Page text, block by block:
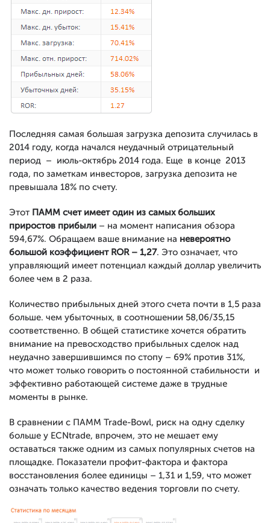
Последняя самая большая загрузка депозита случилась в
2014 году, когда начался неудачный отрицательный
период – июль-октябрь 2014 года. Еще в конце 2013
года, по заметкам инвесторов, загрузка депозита не
превышала 18% по счету.
Этот ПАММ счет имеет один из самых больших
приростов прибыли – на момент написания обзора
594,67%. Обращаем ваше внимание на невероятно
большой коэффициент ROR – 1,27. Это означает, что
управляющий имеет потенциал каждый доллар увеличить
более чем в 2 раза.
Количество прибыльных дней этого счета почти в 1,5 раза
больше. чем убыточных, в соотношении 58,06/35,15
соответственно. В общей статистике хочется обратить
внимание на превосходство прибыльных сделок над
неудачно завершившимся по стопу – 69% против 31%,
что может только говорить о постоянной стабильности и
эффективно работающей системе даже в трудные
моменты в рынке.
В сравнении с ПАММ Trade-Bowl, риск на одну сделку
больше у ECNtrade, впрочем, это не мешает ему
оставаться также одним из самых популярных счетов на
площадке. Показатели профит-фактора и фактора
восстановления более единицы – 1,31 и 1,59, что может
означать только качество ведения торговли по счету.